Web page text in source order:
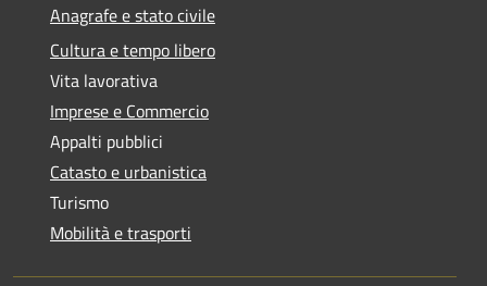
Anagrafe e stato civile
Cultura e tempo libero
Vita lavorativa
Imprese e Commercio
Appalti pubblici
Catasto e urbanistica
Turismo
Mobilità e trasporti